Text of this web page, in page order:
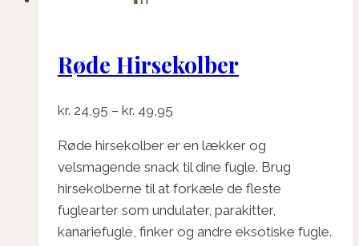
Røde Hirsekolber
kr. 24,95 – kr. 49,95
til
kr. 49,95
Røde hirsekolber er en lækker og
velsmagende snack til dine fugle. Brug
hirsekolberne til at forkæle de fleste
fuglearter som undulater, parakitter,
kanariefugle, finker og andre eksotiske fugle.